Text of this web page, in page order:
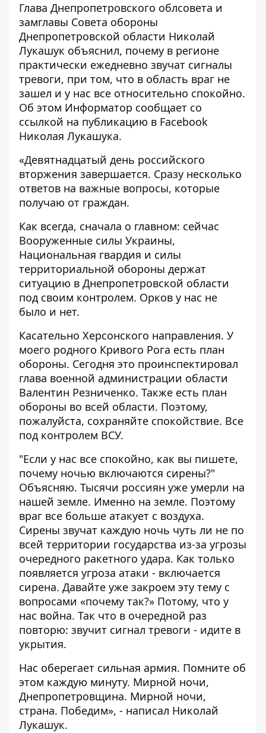
Глава Днепропетровского облсовета и
замглавы Совета обороны
Днепропетровской области Николай
Лукашук объяснил, почему в регионе
практически ежедневно звучат сигналы
тревоги, при том, что в область враг не
зашел и у нас все относительно спокойно.
Об этом Информатор сообщает со
ссылкой на публикацию в Facebook
Николая Лукашука.
«Девятнадцатый день российского
вторжения завершается. Сразу несколько
ответов на важные вопросы, которые
получаю от граждан.
Как всегда, сначала о главном: сейчас
Вооруженные силы Украины,
Национальная гвардия и силы
территориальной обороны держат
ситуацию в Днепропетровской области
под своим контролем. Орков у нас не
было и нет.
Касательно Херсонского направления. У
моего родного Кривого Рога есть план
обороны. Сегодня это проинспектировал
глава военной администрации области
Валентин Резниченко. Также есть план
обороны во всей области. Поэтому,
пожалуйста, сохраняйте спокойствие. Все
под контролем ВСУ.
"Если у нас все спокойно, как вы пишете,
почему ночью включаются сирены?"
Объясняю. Тысячи россиян уже умерли на
нашей земле. Именно на земле. Поэтому
враг все больше атакует с воздуха.
Сирены звучат каждую ночь чуть ли не по
всей территории государства из-за угрозы
очередного ракетного удара. Как только
появляется угроза атаки - ​​включается
сирена. Давайте уже закроем эту тему с
вопросами «почему так?» Потому, что у
нас война. Так что в очередной раз
повторю: звучит сигнал тревоги - идите в
укрытия.
Нас оберегает сильная армия. Помните об
этом каждую минуту. Мирной ночи,
Днепропетровщина. Мирной ночи,
страна. Победим», - написал Николай
Лукашук.